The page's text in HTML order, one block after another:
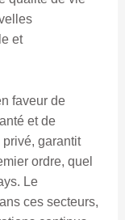
et
faveur de
et de
privé, garantit
ordre, quel
Le
ces secteurs,